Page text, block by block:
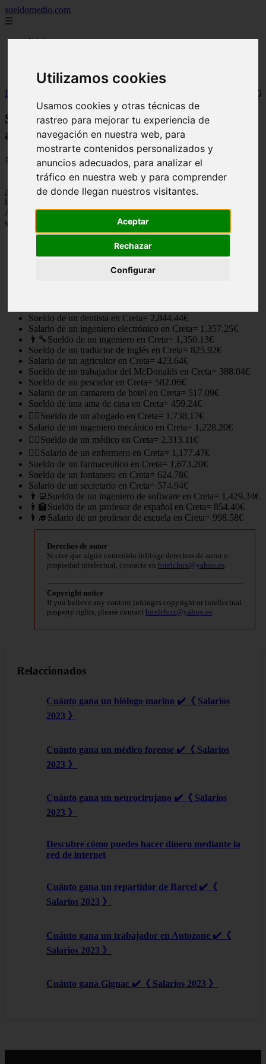
Utilizamos cookies
Usamos cookies y otras técnicas de
rastreo para mejorar tu experiencia de
navegación en nuestra web, para
mostrarte contenidos personalizados y
anuncios adecuados, para analizar el
tráfico en nuestra web y para comprender
de donde llegan nuestros visitantes.
Aceptar
Rechazar
Configurar
sueldomedio.com
☰
Inicio
famosos
Inicio
Sueldo medio en Creta, Precios actualizados 2026
Sueldo medio en Creta, Precios
actualizados 2026
📅 08/09/2025
¿Estas pensando en trabajar en Creta (Grecia)y te gustaría saber
los sueldos mensuales de diferentes profesiones?
Aquí te mostramos cuanto es elsalario medio en Cretay muchos
sueldos más:
Salario mínimo en Creta= 738.00€
Sueldo medio en Creta= 675.00€
Sueldo de un contable en Creta= 977.22€
Salario de un arquitecto en Creta= 1,163.23€
Sueldo de un dentista en Creta= 2,844.44€
Salario de un ingeniero electrónico en Creta= 1,357.25€
👨‍🔧Sueldo de un ingeniero en Creta= 1,350.13€
Sueldo de un traductor de inglés en Creta= 825.92€
Salario de un agricultor en Creta= 423.64€
Sueldo de un trabajador del McDonalds en Creta= 388.04€
Sueldo de un pescador en Creta= 582.06€
Salario de un camarero de hotel en Creta= 517.09€
Sueldo de una ama de casa en Creta= 459.24€
👨‍⚖️Sueldo de un abogado en Creta= 1,738.17€
Salario de un ingeniero mecánico en Creta= 1,228.20€
👨‍⚕️Sueldo de un médico en Creta= 2,313.11€
👩‍⚕️Salario de un enfermero en Creta= 1,177.47€
Sueldo de un farmaceutico en Creta= 1,673.20€
Sueldo de un fontanero en Creta= 624.78€
Salario de un secretario en Creta= 574.94€
👨‍💻Sueldo de un ingeniero de software en Creta= 1,429.34€
👨‍🏫Sueldo de un profesor de español en Creta= 854.40€
👨‍🎓Salario de un profesor de escuela en Creta= 998.58€
Derechos de autor
Si cree que algún contenido infringe derechos de autor o
propiedad intelectual, contacte en bitelchux@yahoo.es
Copyright notice
If you believe any content infringes copyright or intellectual
property rights, please contact bitelchux@yahoo.es
Relaccionados
Cuánto gana un biólogo marino ✔️《 Salarios
2023 》
Cuánto gana un médico forense ✔️《 Salarios
2023 》
Cuánto gana un neurocirujano ✔️《 Salarios
2023 》
Descubre cómo puedes hacer dinero mediante la
red de internet
Cuánto gana un repartidor de Barcel ✔️《
Salarios 2023 》
Cuánto gana un trabajador en Autozone ✔️《
Salarios 2023 》
Cuánto gana Gignac ✔️《 Salarios 2023 》